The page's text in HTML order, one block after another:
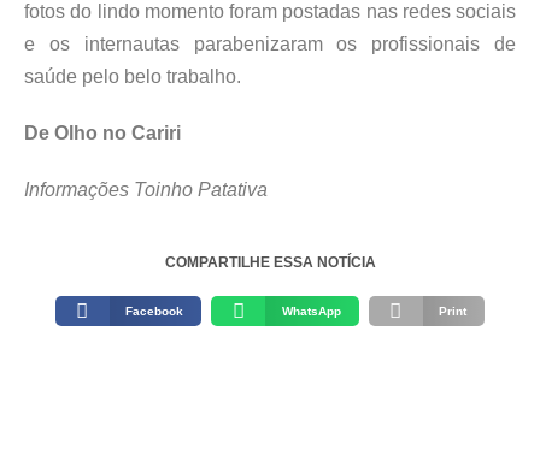
fotos do lindo momento foram postadas nas redes sociais
e os internautas parabenizaram os profissionais de
saúde pelo belo trabalho.
De Olho no Cariri
Informações Toinho Patativa
COMPARTILHE ESSA NOTÍCIA
Facebook WhatsApp Print